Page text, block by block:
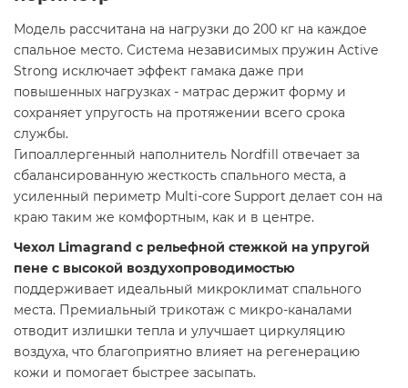
Модель рассчитана на нагрузки до 200 кг на каждое
спальное место. Система независимых пружин Active
Strong исключает эффект гамака даже при
повышенных нагрузках - матрас держит форму и
сохраняет упругость на протяжении всего срока
службы.
Гипоаллергенный наполнитель Nordfill отвечает за
сбалансированную жесткость спального места, а
усиленный периметр Multi-core Support делает сон на
краю таким же комфортным, как и в центре.
Чехол Limagrand с рельефной стежкой на упругой
пене с высокой воздухопроводимостью
поддерживает идеальный микроклимат спального
места. Премиальный трикотаж с микро-каналами
отводит излишки тепла и улучшает циркуляцию
воздуха, что благоприятно влияет на регенерацию
кожи и помогает быстрее засыпать.